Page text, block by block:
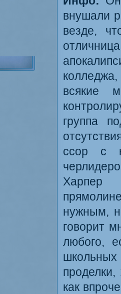
внушали
везде,
всякие
группа
ссор с
Харпер
нужным,
говорит
любого,
школьных
проделки,
как